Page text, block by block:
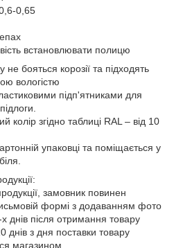
0,65
встановлювати полицю
не бояться корозії та підходять
вологістю
підп'ятниками для
колір згідно таблиці RAL – від 10
упаковці та поміщається у
замовник повинен
формі з додаванням фото
днів після отримання товару
днів з дня поставки товару
магазином